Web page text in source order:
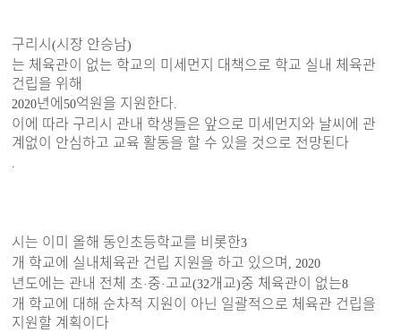
구리시(시장 안승남)
는 체육관이 없는 학교의 미세먼지 대책으로 학교 실내 체육관
건립을 위해
2020년에50억원을 지원한다
이에 따라 구리시 관내 학생들은 앞으로 미세먼지와 날씨에 관
계없이 안심하고 교육 활동을 할 수 있을 것으로 전망된다
시는 이미 올해 동인초등학교를 비롯한3
개 학교에 실내체육관 건립 지원을 하고 있으며 , 2020
년도에는 관내 전체 초 · 중· 고교(32개교)중 체육관이 없는8
개 학교에 대해 순차적 지원이 아닌 일괄적으로 체육관 건립을
지원할 계획이다